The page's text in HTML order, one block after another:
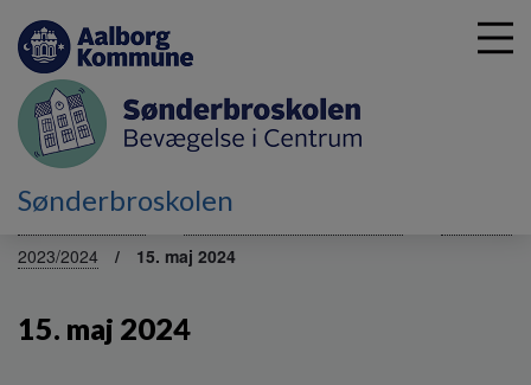
Sønderbroskolen
2023/2024
15. maj 2024
15. maj 2024